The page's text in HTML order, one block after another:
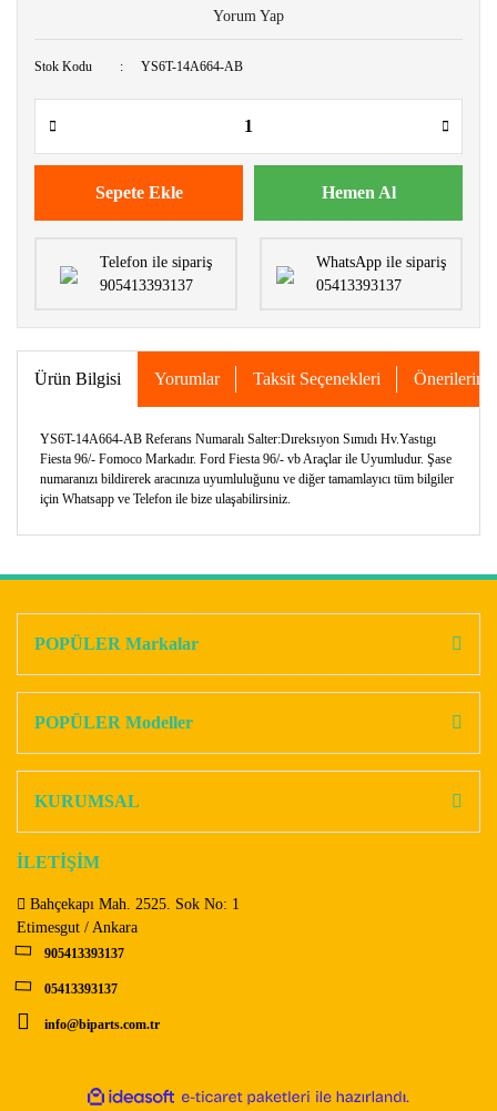
Yorum Yap
Stok Kodu YS6T-14A664-AB
Sepete Ekle Hemen Al
Telefon ile sipariş
905413393137
WhatsApp ile sipariş
05413393137
Ürün Bilgisi Yorumlar Taksit Seçenekleri Önerileriniz
YS6T-14A664-AB Referans Numaralı Salter:Dıreksıyon Sımıdı Hv.Yastıgı
Fiesta 96/- Fomoco Markadır. Ford Fiesta 96/- vb Araçlar ile Uyumludur. Şase
numaranızı bildirerek aracınıza uyumluluğunu ve diğer tamamlayıcı tüm bilgiler
için Whatsapp ve Telefon ile bize ulaşabilirsiniz.
Ürün açıklamasında eksik bilgiler bulunuyor.
Bu ürüne benzer farklı alternatifler olmalı.
POPÜLER Markalar
POPÜLER Modeller
KURUMSAL
İLETİŞİM
Bahçekapı Mah. 2525. Sok No: 1
Etimesgut / Ankara
905413393137
05413393137
info@biparts.com.tr
ideasoft
e-